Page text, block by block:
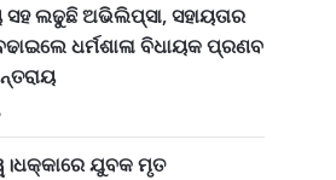
ଲଢୁଛି ଅଭିଲିପ୍ସା, ସହାୟତାର
ଧର୍ମଶାଳା ବିଧାୟକ ପ୍ରଣବ
ଯୁବକ ମୃତ